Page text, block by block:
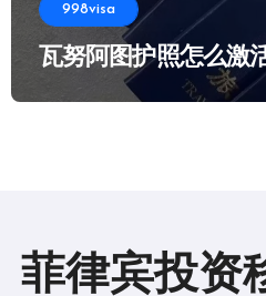
998visa
瓦努阿图护照怎么激
菲律宾投资